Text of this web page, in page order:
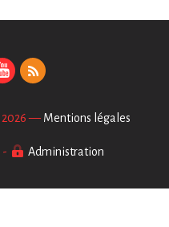
2026 — Mentions légales
- Administration